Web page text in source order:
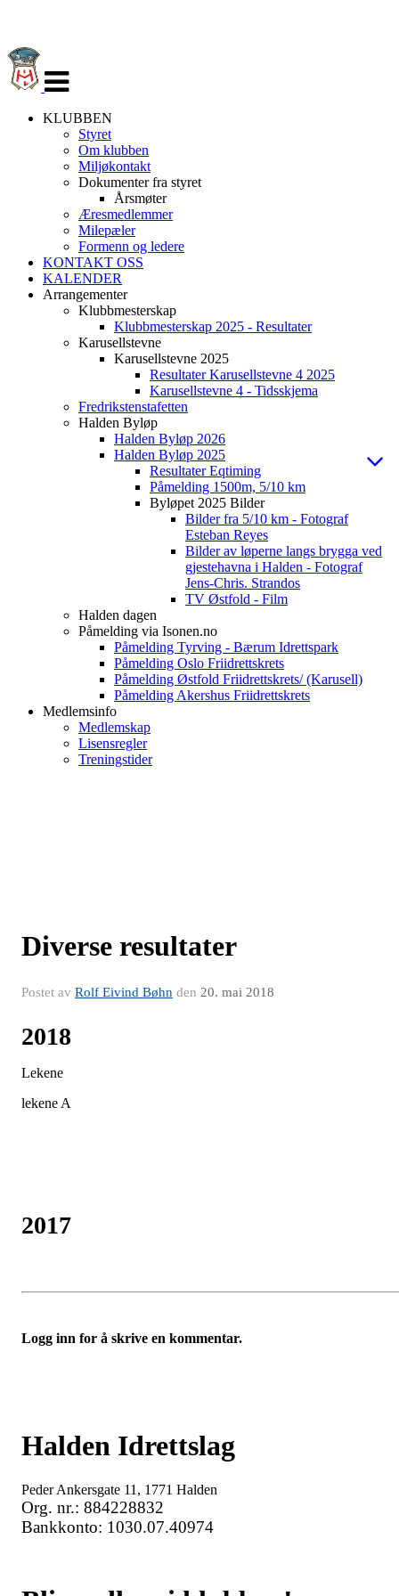
navigasjon
KLUBBEN
Styret
Om klubben
Miljøkontakt
Dokumenter fra styret
Årsmøter
Æresmedlemmer
Milepæler
Formenn og ledere
KONTAKT OSS
KALENDER
Arrangementer
Klubbmesterskap
Klubbmesterskap 2025 - Resultater
Karusellstevne
Karusellstevne 2025
Resultater Karusellstevne 4 2025
Karusellstevne 4 - Tidsskjema
Fredrikstenstafetten
Halden Byløp
Halden Byløp 2026
Halden Byløp 2025
Resultater Eqtiming
Påmelding 1500m, 5/10 km
Byløpet 2025 Bilder
Bilder fra 5/10 km - Fotograf
Esteban Reyes
Bilder av løperne langs brygga ved
gjestehavna i Halden - Fotograf
Jens-Chris. Strandos
TV Østfold - Film
Halden dagen
Påmelding via Isonen.no
Påmelding Tyrving - Bærum Idrettspark
Påmelding Oslo Friidrettskrets
Påmelding Østfold Friidrettskrets/ (Karusell)
Påmelding Akershus Friidrettskrets
Medlemsinfo
Medlemskap
Lisensregler
Treningstider
Diverse resultater
Postet av Rolf Eivind Bøhn den 20. mai 2018
2018
Lekene
lekene A
2017
Logg inn for å skrive en kommentar.
Halden Idrettslag
Peder Ankersgate 11, 1771 Halden
Org. nr.: 884228832
Bankkonto: 1030.07.40974